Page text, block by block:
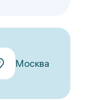
Москва